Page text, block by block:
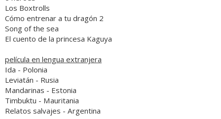
Los Boxtrolls
Cómo entrenar a tu dragón 2
Song of the sea
El cuento de la princesa Kaguya
película en lengua extranjera
Ida - Polonia
Leviatán - Rusia
Mandarinas - Estonia
Timbuktu - Mauritania
Relatos salvajes - Argentina